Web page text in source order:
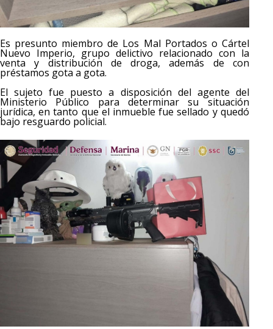
Es presunto miembro de Los Mal Portados o Cártel
Nuevo Imperio, grupo delictivo relacionado con la
venta y distribución de droga, además de con
préstamos gota a gota.
El sujeto fue puesto a disposición del agente del
Ministerio Público para determinar su situación
jurídica, en tanto que el inmueble fue sellado y quedó
bajo resguardo policial.